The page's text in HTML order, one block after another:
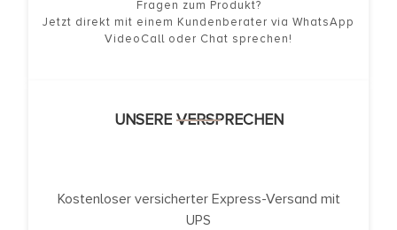
Fragen zum Produkt?
Jetzt direkt mit einem Kundenberater via WhatsApp
VideoCall oder Chat sprechen!
UNSERE VERSPRECHEN
Kostenloser versicherter Express-Versand mit
UPS